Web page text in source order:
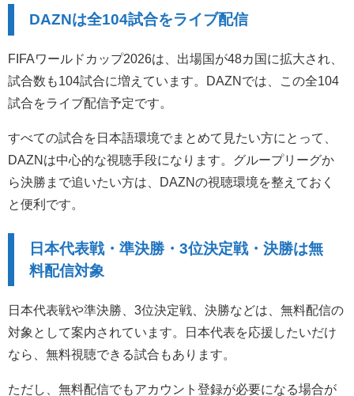
DAZNは全104試合をライブ配信
FIFAワールドカップ2026は、出場国が48カ国に拡大され、
試合数も104試合に増えています。DAZNでは、この全104
試合をライブ配信予定です。
すべての試合を日本語環境でまとめて見たい方にとって、
DAZNは中心的な視聴手段になります。グループリーグか
ら決勝まで追いたい方は、DAZNの視聴環境を整えておく
と便利です。
日本代表戦・準決勝・3位決定戦・決勝は無
料配信対象
日本代表戦や準決勝、3位決定戦、決勝などは、無料配信の
対象として案内されています。日本代表を応援したいだけ
なら、無料視聴できる試合もあります。
ただし、無料配信でもアカウント登録が必要になる場合が